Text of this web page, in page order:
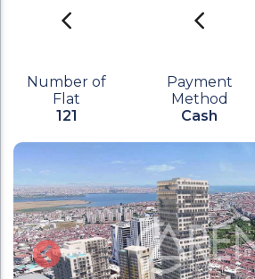
Number of
Flat
121
Payment
Method
Cash